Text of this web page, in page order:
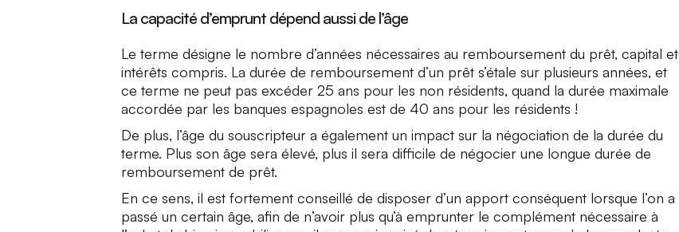
La capacité d’emprunt dépend aussi de l’âge
Le terme désigne le nombre d’années nécessaires au remboursement du prêt, capital et
intérêts compris. La durée de remboursement d’un prêt s’étale sur plusieurs années, et
ce terme ne peut pas excéder 25 ans pour les non résidents, quand la durée maximale
accordée par les banques espagnoles est de 40 ans pour les résidents !
De plus, l’âge du souscripteur a également un impact sur la négociation de la durée du
terme. Plus son âge sera élevé, plus il sera difficile de négocier une longue durée de
remboursement de prêt.
En ce sens, il est fortement conseillé de disposer d’un apport conséquent lorsque l’on a
passé un certain âge, afin de n’avoir plus qu’à emprunter le complément nécessaire à